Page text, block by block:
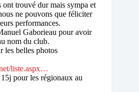
ont trouvé dur mais sympa et
ne pouvons que féliciter
performances.
Gaborieau pour avoir
nom du club.
les belles photos
liste.aspx…
pour les régionaux au